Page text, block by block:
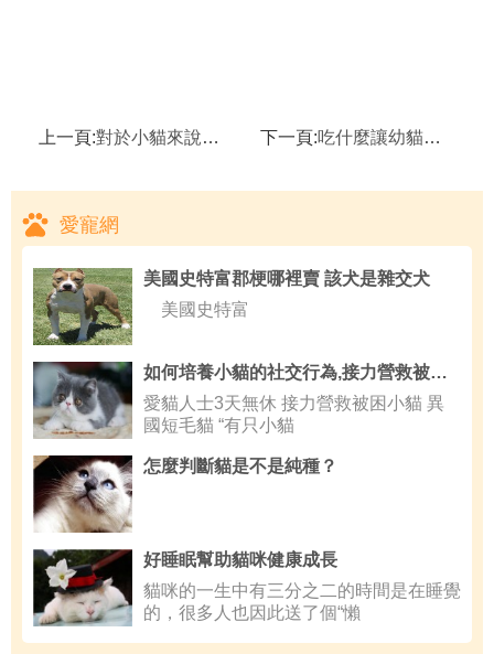
上一頁:對於小貓來說喂養不宜過飽 下一頁:吃什麼讓幼貓健康的成長
愛寵網
美國史特富郡梗哪裡賣 該犬是雜交犬
美國史特富
如何培養小貓的社交行為,接力營救被困小貓
愛貓人士3天無休 接力營救被困小貓 異
國短毛貓 “有只小貓
怎麼判斷貓是不是純種？
好睡眠幫助貓咪健康成長
貓咪的一生中有三分之二的時間是在睡覺
的，很多人也因此送了個“懶